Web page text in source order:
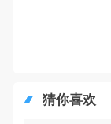
猜你喜欢